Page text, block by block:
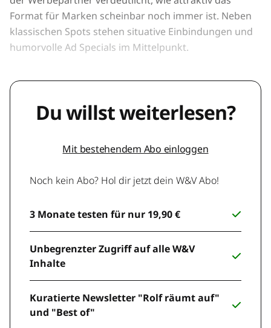
Format für Marken scheinbar noch immer ist. Neben
klassischen Spots stehen situative Einbindungen und
humorvolle Ad Specials im Mittelpunkt.
Du willst weiterlesen?
Mit bestehendem Abo einloggen
Noch kein Abo? Hol dir jetzt dein W&V Abo!
3 Monate testen für nur 19,90 €
Unbegrenzter Zugriff auf alle W&V
Inhalte
Kuratierte Newsletter "Rolf räumt auf"
und "Best of"